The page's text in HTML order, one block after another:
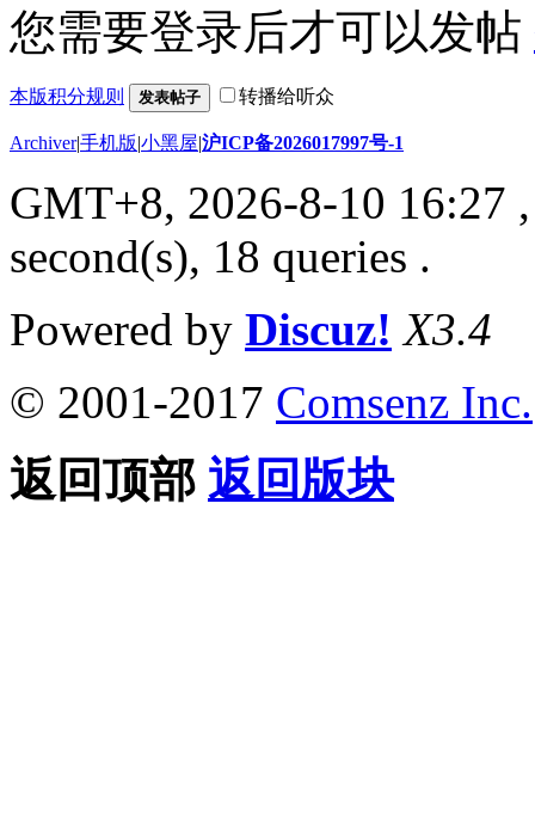
您需要登录后才可以发帖
本版积分规则 发表帖子 转播给听众
Archiver|手机版|小黑屋|沪ICP备2026017997号-1
GMT+8, 2026-8-10 16:27
second(s), 18 queries .
Powered by Discuz! X3.4
© 2001-2017 Comsenz Inc.
返回顶部 返回版块